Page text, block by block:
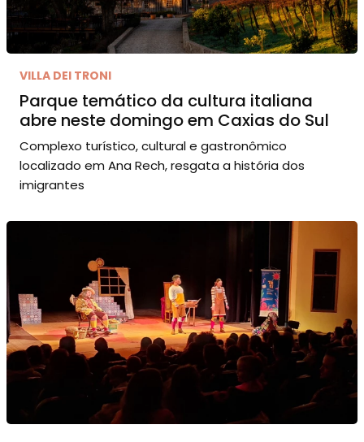
VILLA DEI TRONI
Parque temático da cultura italiana
abre neste domingo em Caxias do Sul
Complexo turístico, cultural e gastronômico
localizado em Ana Rech, resgata a história dos
imigrantes